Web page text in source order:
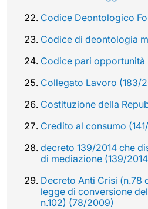
Codice Deontologico
Codice di deontologia
Codice pari opportunità
Collegato Lavoro (183/
Costituzione della
Credito al consumo
decreto 139/2014 che
di mediazione (139/
Decreto Anti Crisi (n.78
legge di conversione
n.102) (78/2009)